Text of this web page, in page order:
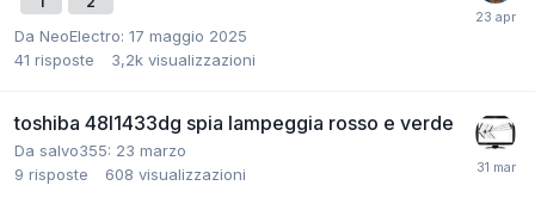
Da NeoElectro: 17 maggio 2025
41 risposte 3,2k visualizzazioni
toshiba 48l1433dg spia lampeggia rosso e verde
Da salvo355: 23 marzo
9 risposte 608 visualizzazioni